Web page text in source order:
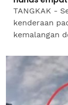
TANGKAK -
kenderaan
kemalangan
Panchor di